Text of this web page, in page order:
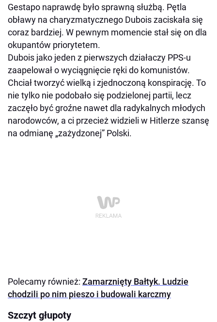
Gestapo naprawdę było sprawną służbą. Pętla
obławy na charyzmatycznego Dubois zaciskała się
coraz bardziej. W pewnym momencie stał się on dla
okupantów priorytetem.
Dubois jako jeden z pierwszych działaczy PPS-u
zaapelował o wyciągnięcie ręki do komunistów.
Chciał tworzyć wielką i zjednoczoną konspirację. To
nie tylko nie podobało się podzielonej partii, lecz
zaczęło być groźne nawet dla radykalnych młodych
narodowców, a ci przecież widzieli w Hitlerze szansę
na odmianę „zażydzonej” Polski.
Polecamy również: Zamarznięty Bałtyk. Ludzie
chodzili po nim pieszo i budowali karczmy
Szczyt głupoty